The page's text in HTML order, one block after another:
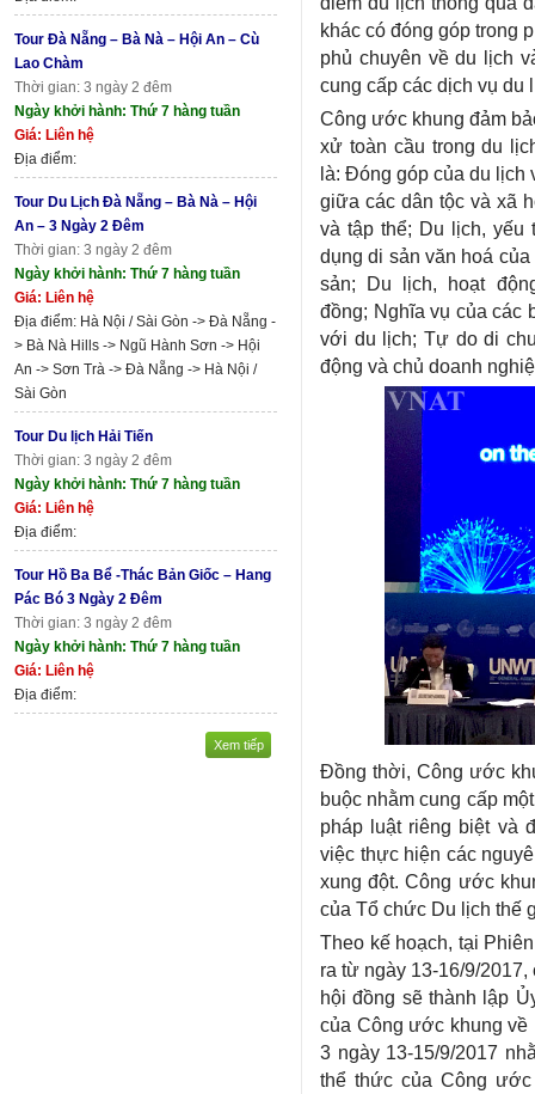
Tour Đà Nẵng – Bà Nà – Hội An – Cù
Lao Chàm
Thời gian: 3 ngày 2 đêm
Ngày khởi hành: Thứ 7 hàng tuần
Giá: Liên hệ
Địa điểm:
Tour Du Lịch Đà Nẵng – Bà Nà – Hội
An – 3 Ngày 2 Đêm
Thời gian: 3 ngày 2 đêm
Ngày khởi hành: Thứ 7 hàng tuần
Giá: Liên hệ
Địa điểm: Hà Nội / Sài Gòn -> Đà Nẵng -
> Bà Nà Hills -> Ngũ Hành Sơn -> Hội
An -> Sơn Trà -> Đà Nẵng -> Hà Nội /
Sài Gòn
Tour Du lịch Hải Tiến
Thời gian: 3 ngày 2 đêm
Ngày khởi hành: Thứ 7 hàng tuần
Giá: Liên hệ
Địa điểm:
Tour Hồ Ba Bể -Thác Bản Giốc – Hang
Pác Bó 3 Ngày 2 Đêm
Thời gian: 3 ngày 2 đêm
Ngày khởi hành: Thứ 7 hàng tuần
Giá: Liên hệ
Địa điểm:
Xem tiếp
khác có đóng góp trong
phủ chuyên về du lịch
cung cấp các dịch vụ du
Công ước khung đảm
xử toàn cầu trong du
là: Đóng góp của du lịch
giữa các dân tộc và xã
và tập thể; Du lịch,
dụng di sản văn hoá
sản; Du lịch, hoạt
đồng; Nghĩa vụ của các
với du lịch; Tự do di
động và chủ doanh
Đồng thời, Công ước
buộc nhằm cung cấp
pháp luật riêng biệt và
việc thực hiện các
xung đột. Công ước
của Tổ chức Du lịch thế
​Theo kế hoạch, tại
ra từ ngày 13-16/9/
hội đồng sẽ thành lập
của Công ước khung về
3 ngày 13-15/9/2017
thể thức của Công